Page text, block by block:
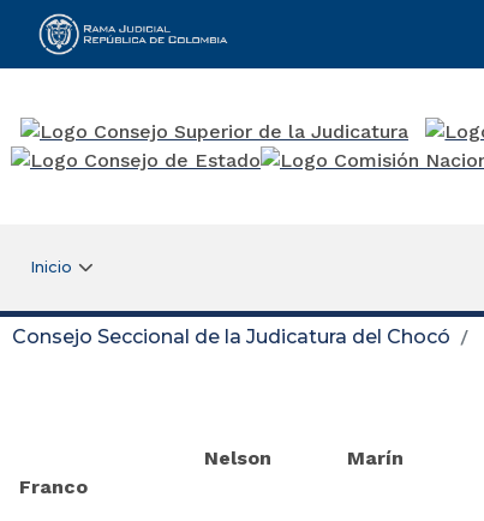
Rama Judicial
Inicio
Consejo Seccional de la Judicatura del Chocó
Nelson Marín
Franco